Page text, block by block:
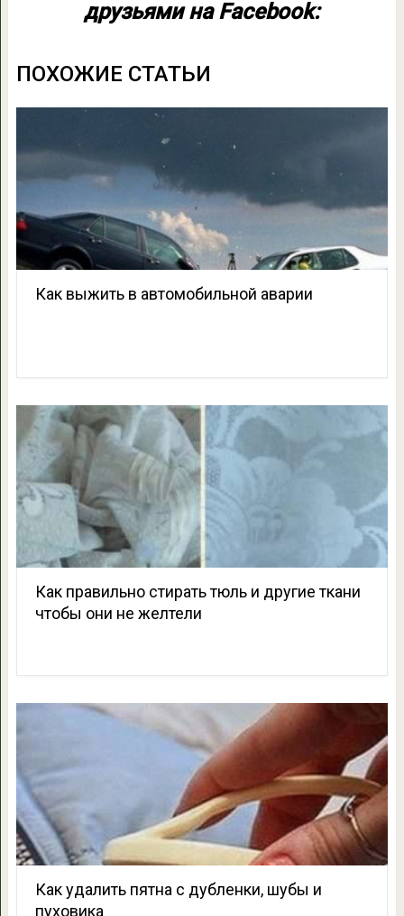
друзьями на Facebook:
ПОХОЖИЕ СТАТЬИ
Как выжить в автомобильной аварии
Как правильно стирать тюль и другие ткани
чтобы они не желтели
Как удалить пятна с дубленки, шубы и
пуховика